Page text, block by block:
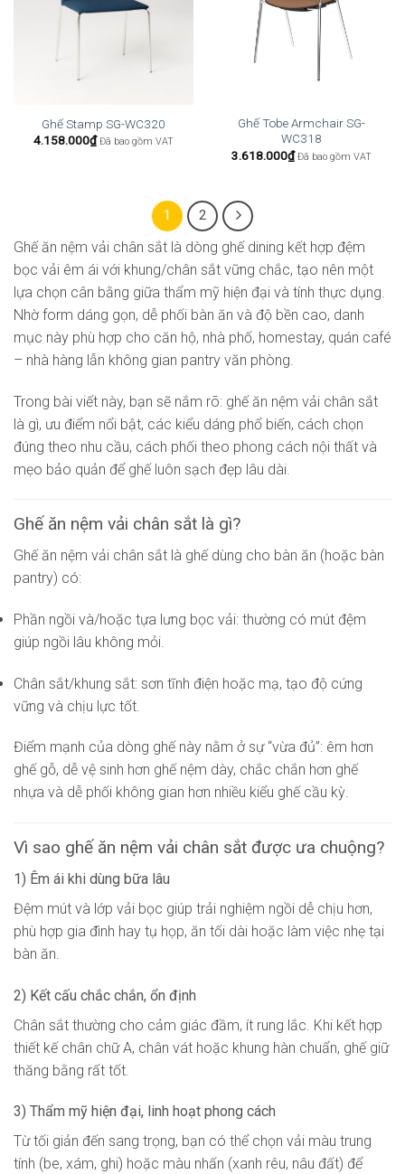
Ghế Stamp SG-WC320
4.158.000₫ Đã bao gồm VAT
Ghế Tobe Armchair SG-
WC318
3.618.000₫ Đã bao gồm VAT
1 2
Ghế ăn nệm vải chân sắt là dòng ghế dining kết hợp đệm
bọc vải êm ái với khung/chân sắt vững chắc, tạo nên một
lựa chọn cân bằng giữa thẩm mỹ hiện đại và tính thực dụng.
Nhờ form dáng gọn, dễ phối bàn ăn và độ bền cao, danh
mục này phù hợp cho căn hộ, nhà phố, homestay, quán café
– nhà hàng lẫn không gian pantry văn phòng.
Trong bài viết này, bạn sẽ nắm rõ: ghế ăn nệm vải chân sắt
là gì, ưu điểm nổi bật, các kiểu dáng phổ biến, cách chọn
đúng theo nhu cầu, cách phối theo phong cách nội thất và
mẹo bảo quản để ghế luôn sạch đẹp lâu dài.
Ghế ăn nệm vải chân sắt là gì?
Ghế ăn nệm vải chân sắt là ghế dùng cho bàn ăn (hoặc bàn
pantry) có:
Phần ngồi và/hoặc tựa lưng bọc vải: thường có mút đệm
giúp ngồi lâu không mỏi.
Chân sắt/khung sắt: sơn tĩnh điện hoặc mạ, tạo độ cứng
vững và chịu lực tốt.
Điểm mạnh của dòng ghế này nằm ở sự “vừa đủ”: êm hơn
ghế gỗ, dễ vệ sinh hơn ghế nệm dày, chắc chắn hơn ghế
nhựa và dễ phối không gian hơn nhiều kiểu ghế cầu kỳ.
Vì sao ghế ăn nệm vải chân sắt được ưa chuộng?
1) Êm ái khi dùng bữa lâu
Đệm mút và lớp vải bọc giúp trải nghiệm ngồi dễ chịu hơn,
phù hợp gia đình hay tụ họp, ăn tối dài hoặc làm việc nhẹ tại
bàn ăn.
2) Kết cấu chắc chắn, ổn định
Chân sắt thường cho cảm giác đầm, ít rung lắc. Khi kết hợp
thiết kế chân chữ A, chân vát hoặc khung hàn chuẩn, ghế giữ
thăng bằng rất tốt.
3) Thẩm mỹ hiện đại, linh hoạt phong cách
Từ tối giản đến sang trọng, bạn có thể chọn vải màu trung
tính (be, xám, ghi) hoặc màu nhấn (xanh rêu, nâu đất) để